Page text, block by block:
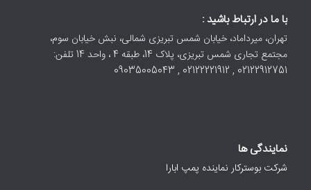
با ما در ارتباط باشید :
تهران، میرداماد، خیابان شمس تبریزی شمالی، نبش خیابان سوم،
مجتمع تجاری شمس تبریزی، پلاک 14، طبقه 4 ، واحد 14 تلفن:
02122912751 , 02122221912 , 09035005043
نمایندگی ها
شرکت بوسترکار نماینده پمپ ابارا